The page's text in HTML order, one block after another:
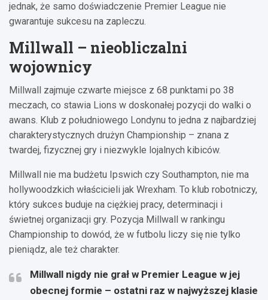
jednak, że samo doświadczenie Premier League nie
gwarantuje sukcesu na zapleczu.
Millwall – nieobliczalni
wojownicy
Millwall zajmuje czwarte miejsce z 68 punktami po 38
meczach, co stawia Lions w doskonałej pozycji do walki o
awans. Klub z południowego Londynu to jedna z najbardziej
charakterystycznych drużyn Championship – znana z
twardej, fizycznej gry i niezwykle lojalnych kibiców.
Millwall nie ma budżetu Ipswich czy Southampton, nie ma
hollywoodzkich właścicieli jak Wrexham. To klub robotniczy,
który sukces buduje na ciężkiej pracy, determinacji i
świetnej organizacji gry. Pozycja Millwall w rankingu
Championship to dowód, że w futbolu liczy się nie tylko
pieniądz, ale też charakter.
Millwall nigdy nie grał w Premier League w jej
obecnej formie – ostatni raz w najwyższej klasie